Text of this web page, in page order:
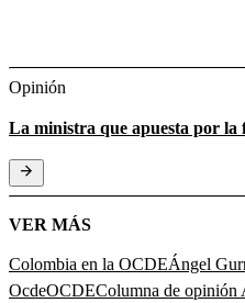
Opinión
La ministra que apuesta por la
VER MÁS
Colombia en la OCDEÁngel
OcdeOCDEColumna de opinión